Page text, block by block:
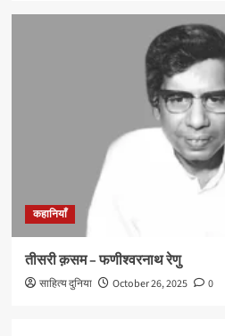
कहानियाँ
तीसरी क़सम – फणीश्वरनाथ रेणु
साहित्य दुनिया October 26, 2025 0